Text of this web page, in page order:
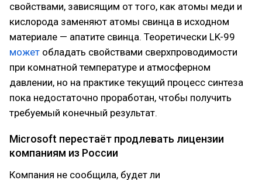
свойствами, зависящим от того, как атомы меди и
кислорода заменяют атомы свинца в исходном
материале — апатите свинца. Теоретически LK-99
может обладать свойствами сверхпроводимости
при комнатной температуре и атмосферном
давлении, но на практике текущий процесс синтеза
пока недостаточно проработан, чтобы получить
требуемый конечный результат.
Microsoft перестаёт продлевать лицензии
компаниям из России
Компания не сообщила, будет ли